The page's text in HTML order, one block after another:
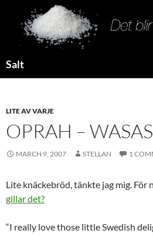
Salt
LITE AV VARJE
OPRAH –
MARCH 9, 2007 STELLAN 1
Lite knäckebröd, tänkte jag mig. För
gillar det?
“I really love those little Swedish